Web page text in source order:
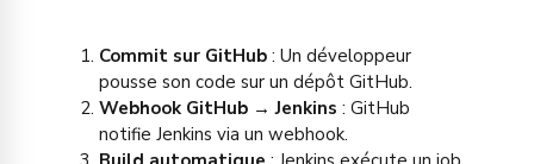
Commit sur GitHub: Un développeur
pousse son code sur un dépôt GitHub.
Webhook GitHub → Jenkins : GitHub
notifie Jenkins via un webhook.